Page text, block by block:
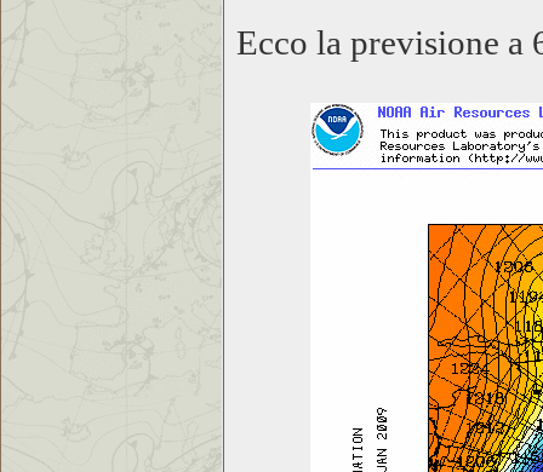
Ecco la previsione a